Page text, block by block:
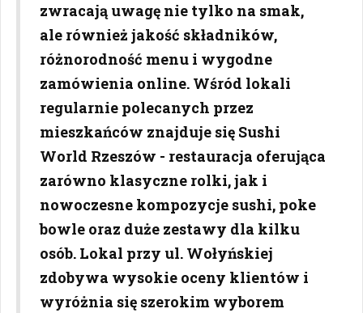
zwracają uwagę nie tylko na smak,
ale również jakość składników,
różnorodność menu i wygodne
zamówienia online. Wśród lokali
regularnie polecanych przez
mieszkańców znajduje się Sushi
World Rzeszów - restauracja oferująca
zarówno klasyczne rolki, jak i
nowoczesne kompozycje sushi, poke
bowle oraz duże zestawy dla kilku
osób. Lokal przy ul. Wołyńskiej
zdobywa wysokie oceny klientów i
wyróżnia się szerokim wyborem